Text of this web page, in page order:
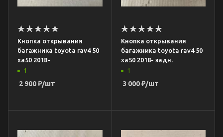
Кнопка открывания
багажника toyota rav4 50
xa50 2018-
1
2 900₽/шт
Кнопка открывания
багажника toyota rav4 50
xa50 2018- задн.
1
3 000₽/шт